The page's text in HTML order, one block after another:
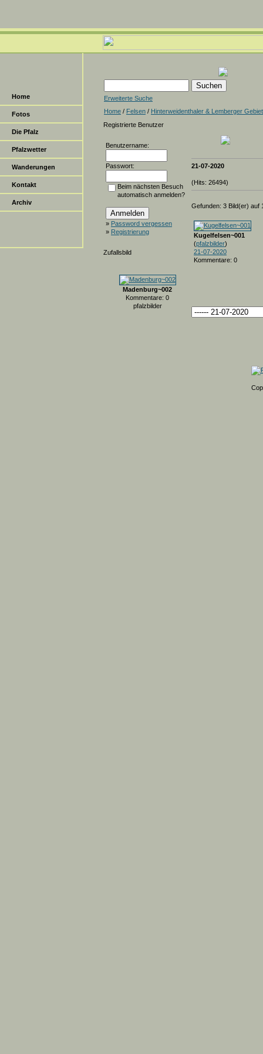
Home
Fotos
Die Pfalz
Pfalzwetter
Wanderungen
Kontakt
Archiv
Erweiterte Suche
Home / Felsen / Hinterweidenthaler & Lemberger Gebiet
Registrierte Benutzer
Benutzername:
Passwort:
Beim nächsten Besuch
automatisch anmelden?
» Password vergessen
» Registrierung
Zufallsbild
Madenburg~002
Kommentare: 0
pfalzbilder
21-07-2020
(Hits: 26494)
Gefunden: 3 Bild(er) auf
Kugelfelsen~001
(pfalzbilder)
21-07-2020
Kommentare: 0